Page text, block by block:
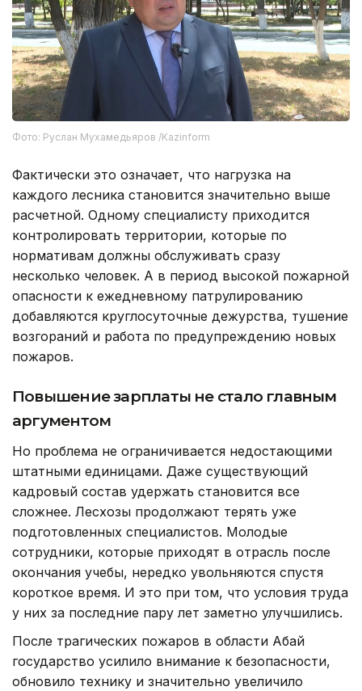
Фактически это означает, что нагрузка на
каждого лесника становится значительно выше
расчетной. Одному специалисту приходится
контролировать территории, которые по
нормативам должны обслуживать сразу
несколько человек. А в период высокой пожарной
опасности к ежедневному патрулированию
добавляются круглосуточные дежурства, тушение
возгораний и работа по предупреждению новых
Повышение зарплаты не стало главным
аргументом
Но проблема не ограничивается недостающими
штатными единицами. Даже существующий
кадровый состав удержать становится все
сложнее. Лесхозы продолжают терять уже
подготовленных специалистов. Молодые
сотрудники, которые приходят в отрасль после
окончания учебы, нередко увольняются спустя
короткое время. И это при том, что условия труда
у них за последние пару лет заметно улучшились.
После трагических пожаров в области Абай
государство усилило внимание к безопасности,